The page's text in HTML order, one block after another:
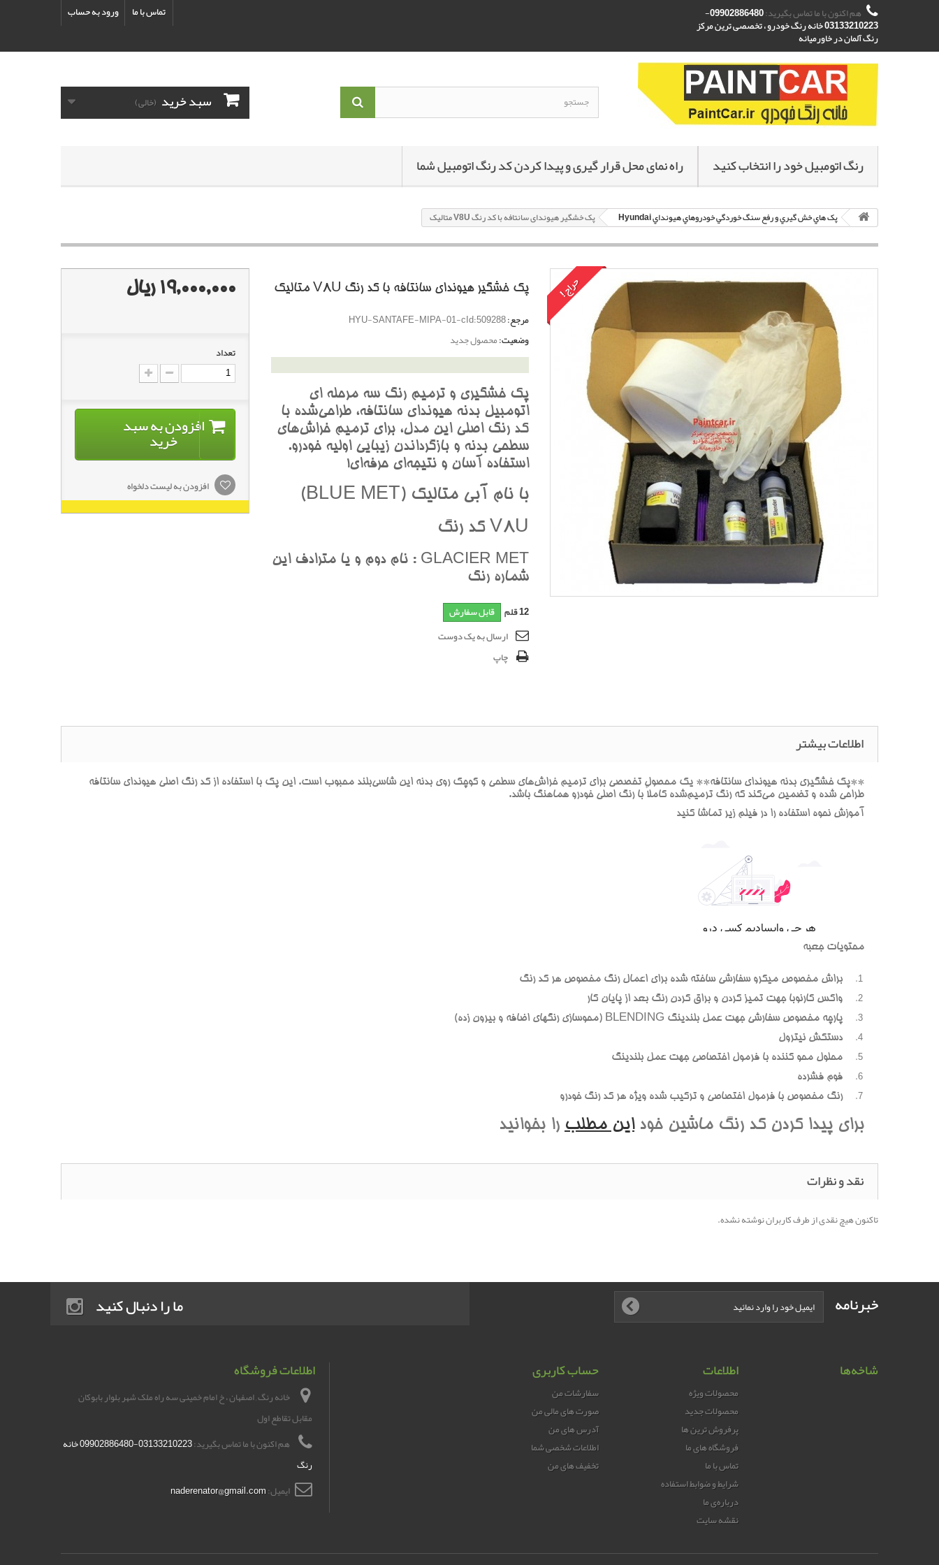
ورود به حساب تماس با ما هم اکنون با ما تماس بگیرید: 09902886480-
03133210223 خانه رنگ خودرو ، تخصصی ترین مرکز
رنگ آلمان در خاورمیانه
سبد خرید (خالی)
رنگ اتومبیل خود را انتخاب کنید راه نمای محل قرار گیری و پیدا کردن کد رنگ اتومبیل شما
پک هاي خش گيري و رفع سنگ خوردگي خودروهاي هيونداي Hyundai پک خشگير هیوندای سانتافه با کد رنگ V8U متاليک
حراج! پک خشگير هیوندای سانتافه با کد رنگ V8U متاليک
مرجع:HYU-SANTAFE-MIPA-01-cId:509288
وضعیت:محصول جدید
پک خشگيري و ترميم رنگ سه مرحله اي
اتومبيل بدنه هيونداي سانتافه، طراحي‌شده با
کد رنگ اصلي اين مدل، براي ترميم خراش‌هاي
سطحي بدنه و بازگرداندن زيبايي اوليه خودرو.
استفاده آسان و نتيجه‌اي حرفه‌اي!
با نام آبي متاليک (BLUE MET)
V8U کد رنگ
GLACIER MET : نام دوم و يا مترادف اين
شماره رنگ
12قلم قابل سفارش
ارسال به یک دوست
چاپ
19,000,000 ریال
تعداد
افزودن به سبد
خرید
افزودن به لیست دلخواه
اطلاعات بیشتر
**پک خشگيري بدنه هيونداي سانتافه** يک محصول تخصصي براي ترميم خراش‌هاي سطحي و کوچک روي بدنه اين شاسي‌بلند محبوب است. اين پک با استفاده از کد رنگ اصلي هيونداي سانتافه
طراحي شده و تضمين مي‌کند که رنگ ترميم‌شده کاملاً با رنگ اصلي خودرو هماهنگ باشد.
آموزش نحوه استفاده را در فيلم زير تماشا کنيد
محتويات جعبه
براش مخصوص ميکرو سفارشي ساخته شده براي اعمال رنگ مخصوص هر کد رنگ
واکس کارنوبا جهت تميز کردن و براق کردن رنگ بعد از پايان کار
پارچه مخصوص سفارشي جهت عمل بلندينگ BLENDING (محوسازي رنگهاي اضافه و بيرون زده)
دستکش نيترول
محلول محو کننده با فرمول اختصاصي جهت عمل بلندينگ
فوم فشرده
رنگ مخصوص با فرمول اختصاصي و ترکيب شده ويژه هر کد رنگ خودرو
براي پيدا کردن کد رنگ ماشين خوداين مطلب را بخوانيد
نقد و نظرات
تاکنون هیچ نقدی از طرف کاربران نوشته نشده.
خبرنامه ما را دنبال کنید
شاخه‌ها اطلاعات
محصولات ویژه
محصولات جدید
پرفروش ترین‌ ها
فروشگاه های ما
تماس با ما
شرایط و ضوابط استفاده
درباره‌ی ما
نقشه سایت
حساب کاربری
سفارشات من
صورت های مالی من
آدرس های من
اطلاعات شخصی شما
تخفیف های من
اطلاعات فروشگاه
خانه رنگ , اصفهان ، خ امام خمینی سه راه ملک شهر بلوار بابوکان
مقابل تقاطع اول
هم اکنون با ما تماس بگیرید:
03133210223-09902886480 خانه
رنگ
ایمیل:naderenator@gmail.com